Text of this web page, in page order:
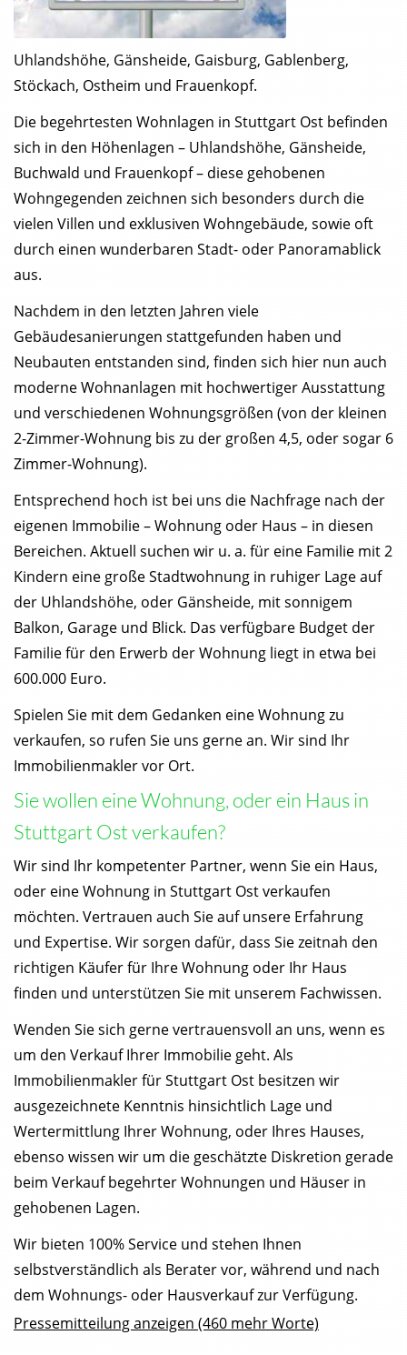
Uhlandshöhe, Gänsheide, Gaisburg, Gablenberg,
Stöckach, Ostheim und Frauenkopf.
Die begehrtesten Wohnlagen in Stuttgart Ost befinden
sich in den Höhenlagen – Uhlandshöhe, Gänsheide,
Buchwald und Frauenkopf – diese gehobenen
Wohngegenden zeichnen sich besonders durch die
vielen Villen und exklusiven Wohngebäude, sowie oft
durch einen wunderbaren Stadt- oder Panoramablick
aus.
Nachdem in den letzten Jahren viele
Gebäudesanierungen stattgefunden haben und
Neubauten entstanden sind, finden sich hier nun auch
moderne Wohnanlagen mit hochwertiger Ausstattung
und verschiedenen Wohnungsgrößen (von der kleinen
2-Zimmer-Wohnung bis zu der großen 4,5, oder sogar 6
Zimmer-Wohnung).
Entsprechend hoch ist bei uns die Nachfrage nach der
eigenen Immobilie – Wohnung oder Haus – in diesen
Bereichen. Aktuell suchen wir u. a. für eine Familie mit 2
Kindern eine große Stadtwohnung in ruhiger Lage auf
der Uhlandshöhe, oder Gänsheide, mit sonnigem
Balkon, Garage und Blick. Das verfügbare Budget der
Familie für den Erwerb der Wohnung liegt in etwa bei
600.000 Euro.
Spielen Sie mit dem Gedanken eine Wohnung zu
verkaufen, so rufen Sie uns gerne an. Wir sind Ihr
Immobilienmakler vor Ort.
Sie wollen eine Wohnung, oder ein Haus in
Stuttgart Ost verkaufen?
Wir sind Ihr kompetenter Partner, wenn Sie ein Haus,
oder eine Wohnung in Stuttgart Ost verkaufen
möchten. Vertrauen auch Sie auf unsere Erfahrung
und Expertise. Wir sorgen dafür, dass Sie zeitnah den
richtigen Käufer für Ihre Wohnung oder Ihr Haus
finden und unterstützen Sie mit unserem Fachwissen.
Wenden Sie sich gerne vertrauensvoll an uns, wenn es
um den Verkauf Ihrer Immobilie geht. Als
Immobilienmakler für Stuttgart Ost besitzen wir
ausgezeichnete Kenntnis hinsichtlich Lage und
Wertermittlung Ihrer Wohnung, oder Ihres Hauses,
ebenso wissen wir um die geschätzte Diskretion gerade
beim Verkauf begehrter Wohnungen und Häuser in
gehobenen Lagen.
Wir bieten 100% Service und stehen Ihnen
selbstverständlich als Berater vor, während und nach
dem Wohnungs- oder Hausverkauf zur Verfügung.
Pressemitteilung anzeigen (460 mehr Worte)